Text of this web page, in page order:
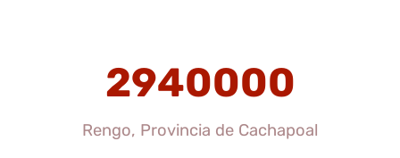
2940000
Rengo, Provincia de Cachapoal